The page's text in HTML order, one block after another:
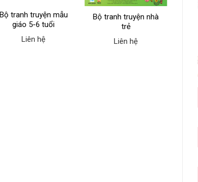
Bộ tranh truyện mẫu
giáo 5-6 tuổi
Liên hệ
Bộ tranh truyện nhà
trẻ
Liên hệ